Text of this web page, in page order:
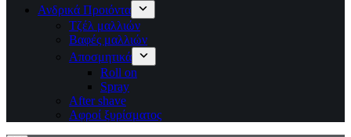
Ανδρικά Προιόντα
Τζέλ μαλλιών
Βαφές μαλλιών
Αποσμητικά
Roll on
Spray
After shave
Αφροί ξυρίσματος